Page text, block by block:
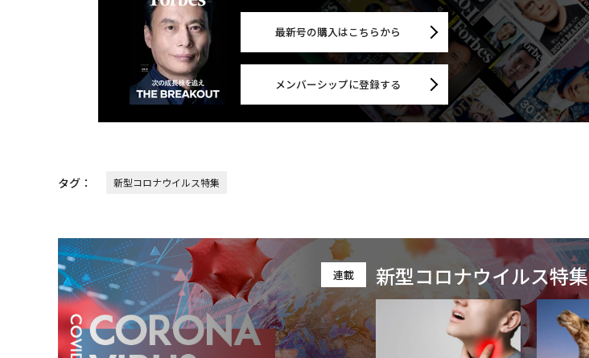
最新号の購入はこちらから
メンバーシップに登録する
タグ： 新型コロナウイルス特集
連載 新型コロナウイルス特集